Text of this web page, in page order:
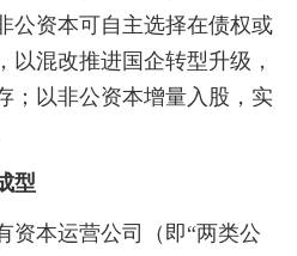
公资本可自主选择在债权或
以混改推进国企转型升级，
；以非公资本增量入股，实
型
本运营公司（即“两类公